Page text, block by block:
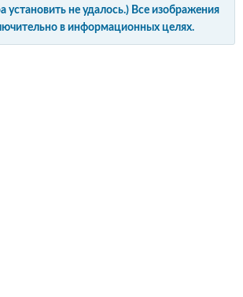
установить не удалось.) Все изображения
в информационных целях.